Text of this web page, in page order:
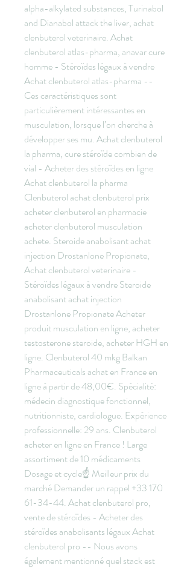
alpha-alkylated substances, Turinabol
and Dianabol attack the liver, achat
clenbuterol veterinaire. Achat
clenbuterol atlas-pharma, anavar cure
homme - Stéroïdes légaux à vendre
Achat clenbuterol atlas-pharma --
Ces caractéristiques sont
particulièrement intéressantes en
musculation, lorsque l’on cherche à
développer ses mu. Achat clenbuterol
la pharma, cure stéroïde combien de
vial - Acheter des stéroïdes en ligne
Achat clenbuterol la pharma
Clenbuterol achat clenbuterol prix
acheter clenbuterol en pharmacie
acheter clenbuterol musculation
achete. Steroide anabolisant achat
injection Drostanlone Propionate,
Achat clenbuterol veterinaire -
Stéroïdes légaux à vendre Steroide
anabolisant achat injection
Drostanlone Propionate Acheter
produit musculation en ligne, acheter
testosterone steroide, acheter HGH en
ligne. Clenbuterol 40 mkg Balkan
Pharmaceuticals achat en France en
ligne à partir de 48,00€. Spécialité:
médecin diagnostique fonctionnel,
nutritionniste, cardiologue. Expérience
professionnelle: 29 ans. Clenbuterol
acheter en ligne en France ! ️Large
assortiment de 10 médicaments
Dosage et cycle☝️ Meilleur prix du
marché Demander un rappel +33 170
61-34-44. Achat clenbuterol pro,
vente de stéroïdes - Acheter des
stéroïdes anabolisants légaux Achat
clenbuterol pro -- Nous avons
également mentionné quel stack est